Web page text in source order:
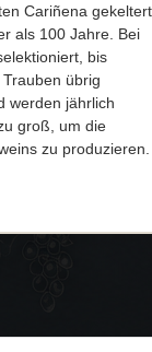
Cariñena gekeltert.
als 100 Jahre. Bei
bis
übrig
werden jährlich
groß, um die
zu produzieren.